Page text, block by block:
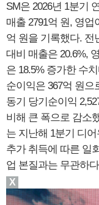
SM은 2026년 1분기
매출 2791억 원, 영업
억 원을 기록했다. 전
대비 매출은 20.6%,
은 18.5% 증가한 수
순이익은 367억 원으
동기 당기순이익
비해 큰 폭으로 감소
는 지난해 1분기 디
추가 취득에 따른 일
업 본질과는 무관하
X